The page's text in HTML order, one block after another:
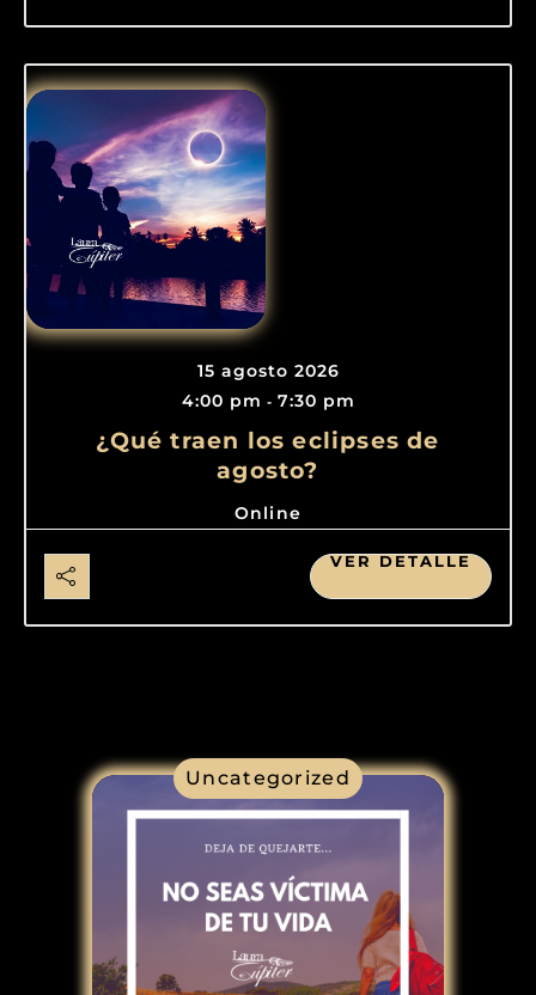
15 agosto 2026
4:00 pm - 7:30 pm
¿Qué traen los eclipses de
agosto?
Online
VER DETALLE
Uncategorized